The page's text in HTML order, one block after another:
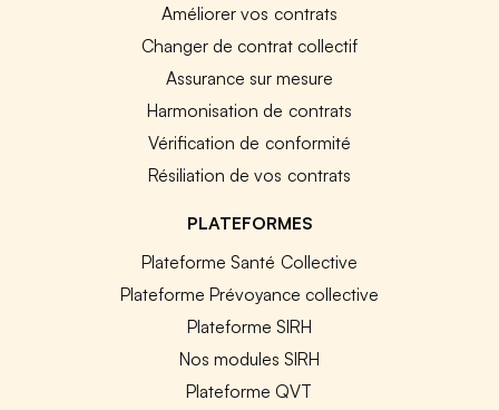
Améliorer vos contrats
Changer de contrat collectif
Assurance sur mesure
Harmonisation de contrats
Vérification de conformité
Résiliation de vos contrats
PLATEFORMES
Plateforme Santé Collective
Plateforme Prévoyance collective
Plateforme SIRH
Nos modules SIRH
Plateforme QVT